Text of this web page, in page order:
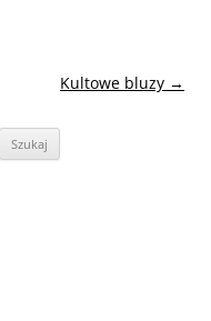
Kultowe bluzy →